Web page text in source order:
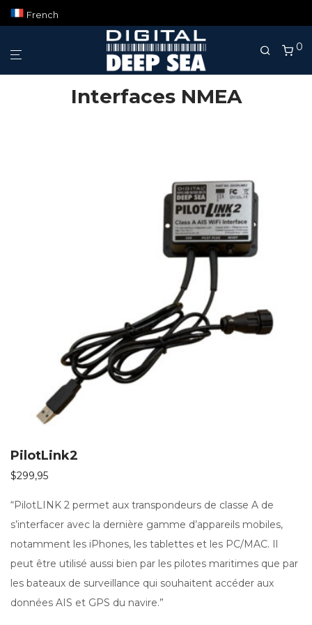
French
0
Interfaces NMEA
PilotLink2
$299,95
“PilotLINK 2 permet aux transpondeurs de classe A de
s’interfacer avec la dernière gamme d’appareils mobiles,
notamment les iPhones, les tablettes et les PC/MAC. Il
peut être utilisé aussi bien par les pilotes maritimes que par
les bateaux de surveillance qui souhaitent accéder aux
données AIS et GPS du navire.”